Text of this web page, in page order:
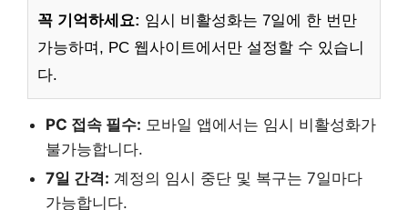
꼭 기억하세요: 임시 비활성화는 7일에 한 번만
가능하며, PC 웹사이트에서만 설정할 수 있습니
다.
PC 접속 필수: 모바일 앱에서는 임시 비활성화가
불가능합니다.
7일 간격: 계정의 임시 중단 및 복구는 7일마다
가능합니다.